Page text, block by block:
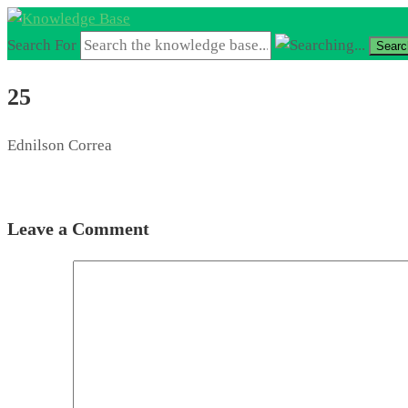
Search For
25
Ednilson Correa
Leave a Comment